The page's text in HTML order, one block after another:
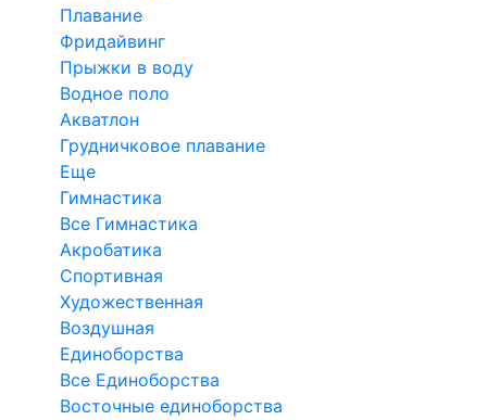
Плавание
Фридайвинг
Прыжки в воду
Водное поло
Акватлон
Грудничковое плавание
Еще
Гимнастика
Все Гимнастика
Акробатика
Спортивная
Художественная
Воздушная
Единоборства
Все Единоборства
Восточные единоборства